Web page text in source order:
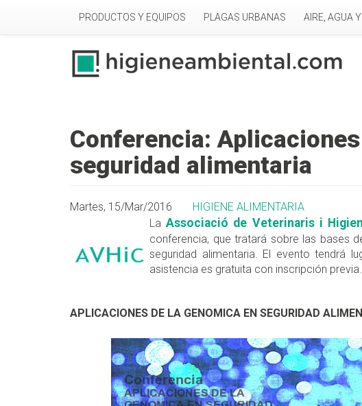
PRODUCTOS Y EQUIPOS PLAGAS URBANAS AIRE, AGUA
Conferencia:
seguridad alimentaria
Martes, 15/Mar/2016
HIGIENE ALIMENTARIA
LaAssociació de Veterinaris i
conferencia, que tratará sobre las bases
seguridad alimentaria. El evento tendrá
asistencia es gratuita con inscripción previa.
APLICACIONES DE LA GENOMICA EN SEGURIDAD